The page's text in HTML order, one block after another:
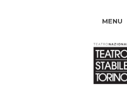
MENU